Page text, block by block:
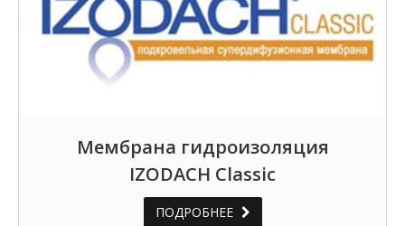
Mембрана гидроизоляция
IZODACH Classic
ПОДРОБНЕЕ